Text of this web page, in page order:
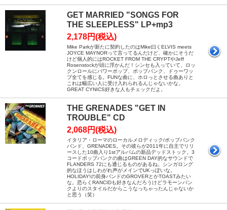
GET MARRIED "SONGS FOR
THE SLEEPLESS" LP+mp3
2,178円(税込)
Mike Parkが新たに契約したのはMike曰くELVIS meets
JOYCE MAYNORって言ってるんだけど、確かにそうだ
けど個人的にはROCKET FROM THE CRYPTやJeff
Rosenstockが頭に浮かんだ！シンセも入っていて、ロッ
クンロールにパワーポップ、ポップパンク、ドゥーワッ
プ全てを感じる。FUNな曲に、ホロっとさせる曲ありと
これは幅広い人に受け入れられるんじゃないかな。
GREAT CYNICS好きな人もチェックだよ。
THE GRENADES "GET IN
TROUBLE" CD
2,068円(税込)
イタリア・ローマのローカルメロディック/ポップパンク
バンド、GRENADES。その彼らが2011年に自主でリリ
ースした10曲入り1stアルバムの新品デッドストック。3
コードポップパンクの曲はGREEN DAY的なサウンドで
FLANDERS 72にも通じるものがあるね。シンガロング
的なほうはしわがれ声がメインでUKっぽいな。
HOLIDAY!の前身バンドのGROVERとかTOASTみたい
な。恐らくRANCIDも好きなんだろうけどラモーンパン
クよりのスタイルだからこうなっちゃったんじゃないか
と思う（笑）